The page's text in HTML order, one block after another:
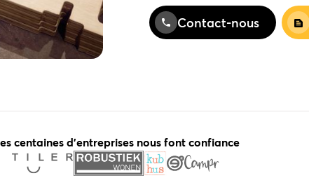
Contact-nous
centaines d'entreprises nous font confiance